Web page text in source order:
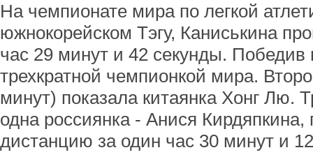
На чемпионате мира по легкой
южнокорейском Тэгу, Каниськина
час 29 минут и 42 секунды. Победив
трехкратной чемпионкой мира.
минут) показала китаянка Хонг Лю.
одна россиянка - Анися
дистанцию за один час 30 минут и